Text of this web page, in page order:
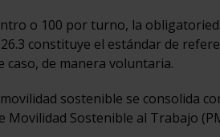
o 100 por turno, la
constituye el estándar de
caso, de manera voluntaria.
sostenible se consolida
Movilidad Sostenible al Trabajo